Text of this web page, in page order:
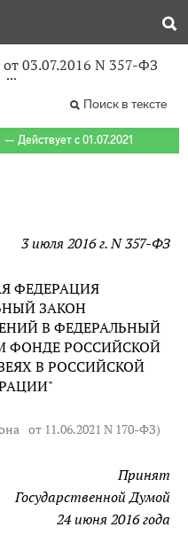
03.07.2016 N 357-ФЗ
Поиск в тексте
Действует с 01.07.2021
3 июля 2016 г. N 357-ФЗ
ФЕДЕРАЦИЯ
ЗАКОН
В ФЕДЕРАЛЬНЫЙ
ФОНДЕ РОССИЙСКОЙ
В РОССИЙСКОЙ
от 11.06.2021 N 170-ФЗ)
Принят
Государственной Думой
24 июня 2016 года